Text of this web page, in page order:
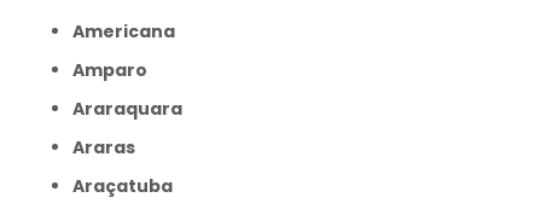
Americana
Amparo
Araraquara
Araras
Araçatuba